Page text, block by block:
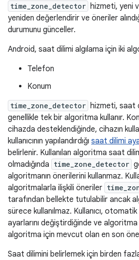
time_zone_detector hizmeti, yeni
yeniden değerlendirir ve öneriler
durumunu günceller.
Android, saat dilimi algılama için iki
Telefon
Konum
time_zone_detector hizmeti, saat
genellikle tek bir algoritma kullanır.
cihazda desteklendiğinde, cihazın
kullanıcının yapılandırdığı saat dilimi
belirlenir. Kullanılan algoritma saat
olmadığında time_zone_detector
algoritmanın önerilerini kullanmaz.
algoritmalarla ilişkili öneriler
tarafından bellekte tutulabilir ancak
sürece kullanılmaz. Kullanıcı,
ayarlarını değiştirdiğinde ve
algoritma için mevcut olan en son
Saat dilimini belirlemek için birden